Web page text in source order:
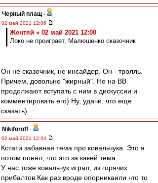
Черный плащ -
02 май 2021 12:06
Жентяй » 02 май 2021 12:00
Локо не проиграет, Малюшенко сказочник
Он не сказочник, не инсайдер. Он - тролль.
Причем, довольно "жирный". Но на ВВ
продолжают вступать с ним в дискуссии и
комментировать его) Ну, удачи, что еще
сказать)
Nikiforoff -
02 май 2021 12:04
Кстати забавная тема про ковальчука. Это я
потом понял, что это за какей тема.
У нас тоже ковальчук играл, из горячих
прибалтов.Как раз вроде опорникаили что то